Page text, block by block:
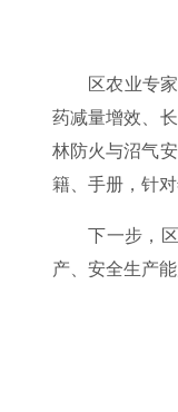
区农业专
药减量增效、
林防火与沼气
籍、手册，针
下一步，
产、安全生产